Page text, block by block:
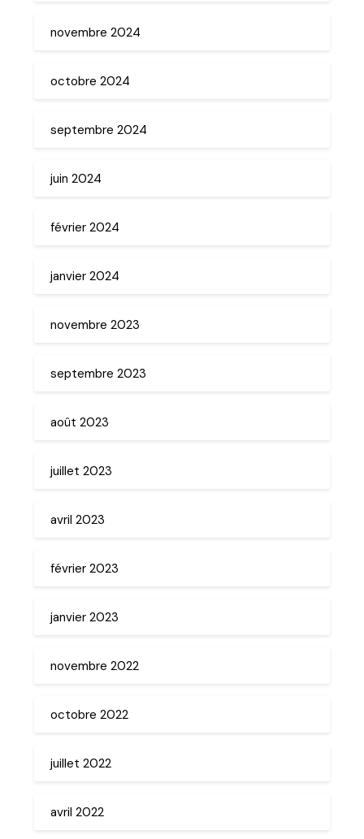
novembre 2024
octobre 2024
septembre 2024
juin 2024
février 2024
janvier 2024
novembre 2023
septembre 2023
août 2023
juillet 2023
avril 2023
février 2023
janvier 2023
novembre 2022
octobre 2022
juillet 2022
avril 2022